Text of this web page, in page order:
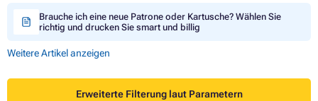
Brauche ich eine neue Patrone oder Kartusche? Wählen Sie
richtig und drucken Sie smart und billig
Weitere Artikel anzeigen
Erweiterte Filterung laut Parametern